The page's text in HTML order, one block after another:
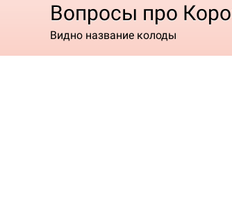
Вопросы про
Видно название колоды